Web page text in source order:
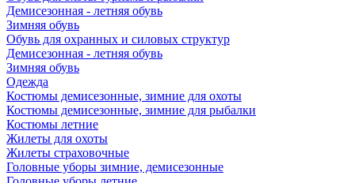
Демисезонная - летняя обувь
Зимняя обувь
Обувь для охранных и силовых структур
Демисезонная - летняя обувь
Зимняя обувь
Одежда
Костюмы демисезонные, зимние для охоты
Костюмы демисезонные, зимние для рыбалки
Костюмы летние
Жилеты для охоты
Жилеты страховочные
Головные уборы зимние, демисезонные